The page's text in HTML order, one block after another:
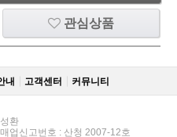
관심상품
내 고객센터 커뮤니티
환
업신고번호 : 산청 2007-12호